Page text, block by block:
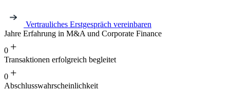
Vertrauliches Erstgespräch vereinbaren
Jahre Erfahrung in M&A und Corporate Finance
0 +
Transaktionen erfolgreich begleitet
0 +
Abschlusswahrs­cheinlichkeit